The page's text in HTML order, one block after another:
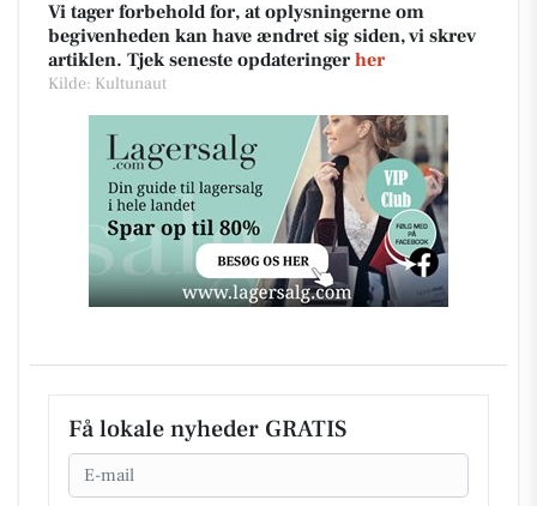
Vi tager forbehold for, at oplysningerne om
begivenheden kan have ændret sig siden, vi skrev
artiklen. Tjek seneste opdateringer her
Kilde: Kultunaut
Få lokale nyheder GRATIS
Email